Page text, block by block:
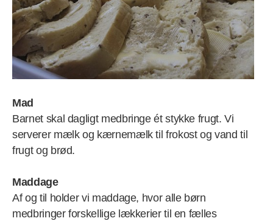
Mad
Barnet skal dagligt medbringe ét stykke frugt. Vi
serverer mælk og kærnemælk til frokost og vand til
frugt og brød.
Maddage
Af og til holder vi maddage, hvor alle børn
medbringer forskellige lækkerier til en fælles